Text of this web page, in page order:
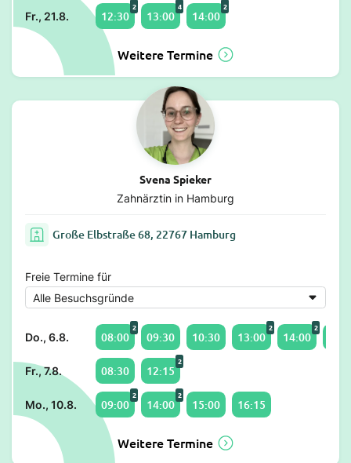
Fr., 21.8. 12:30
2
13:00
4
14:00
2
Weitere Termine
Svena Spieker
Zahnärztin in Hamburg
Große Elbstraße 68, 22767 Hamburg
Freie Termine für
Do., 6.8. 08:00
2
09:30 10:30 13:00
2
14:00
2
Fr., 7.8. 08:30 12:15
2
Mo., 10.8. 09:00
2
14:00
2
15:00 16:15
Weitere Termine